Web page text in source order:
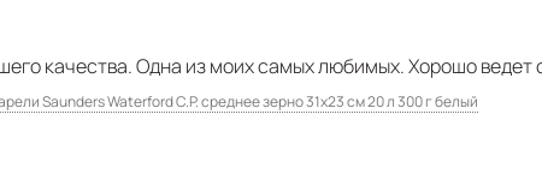
качества. Одна из моих самых любимых. Хорошо
Saunders Waterford C.P. среднее зерно 31х23 см 20 л 300 г белый